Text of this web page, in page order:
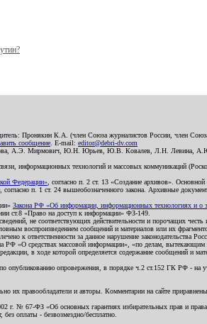
Пронякин К.А. (член Союза журналистов России, член
сообщение . E-mail: editor@debri-dv.com
А.Э. Мирмович, Ю.Н. Юрьев, Ю.В. Ковалев, Л.Н.
информационных технологий и массовых коммуникаций
Федерации» , согласно п. 2 ст. 13 «Создание архивов».
п. 1 ст. 24 вышеобозначенного закона. Архивные
Закона РФ «Об информации, информационных технологиях и о
ст.8 «Право на доступ к информации» ФЗ-149.
не соответствующих действительности и порочащих
воспроизведением сообщений и материалов или их
к ответственности за данное нарушение законодательства
«О средствах массовой информации», «по делам, вытекающим
в ходе которой определяется содержание сообщений и
опровержения, в порядке ч.2 ст.152 ГК РФ - на
их правообладатели и авторы. Комментарии на сайте
№ 67-ФЗ «Об основных гарантиях избирательных прав и
оплаты - безвозмездно/бесплатно.